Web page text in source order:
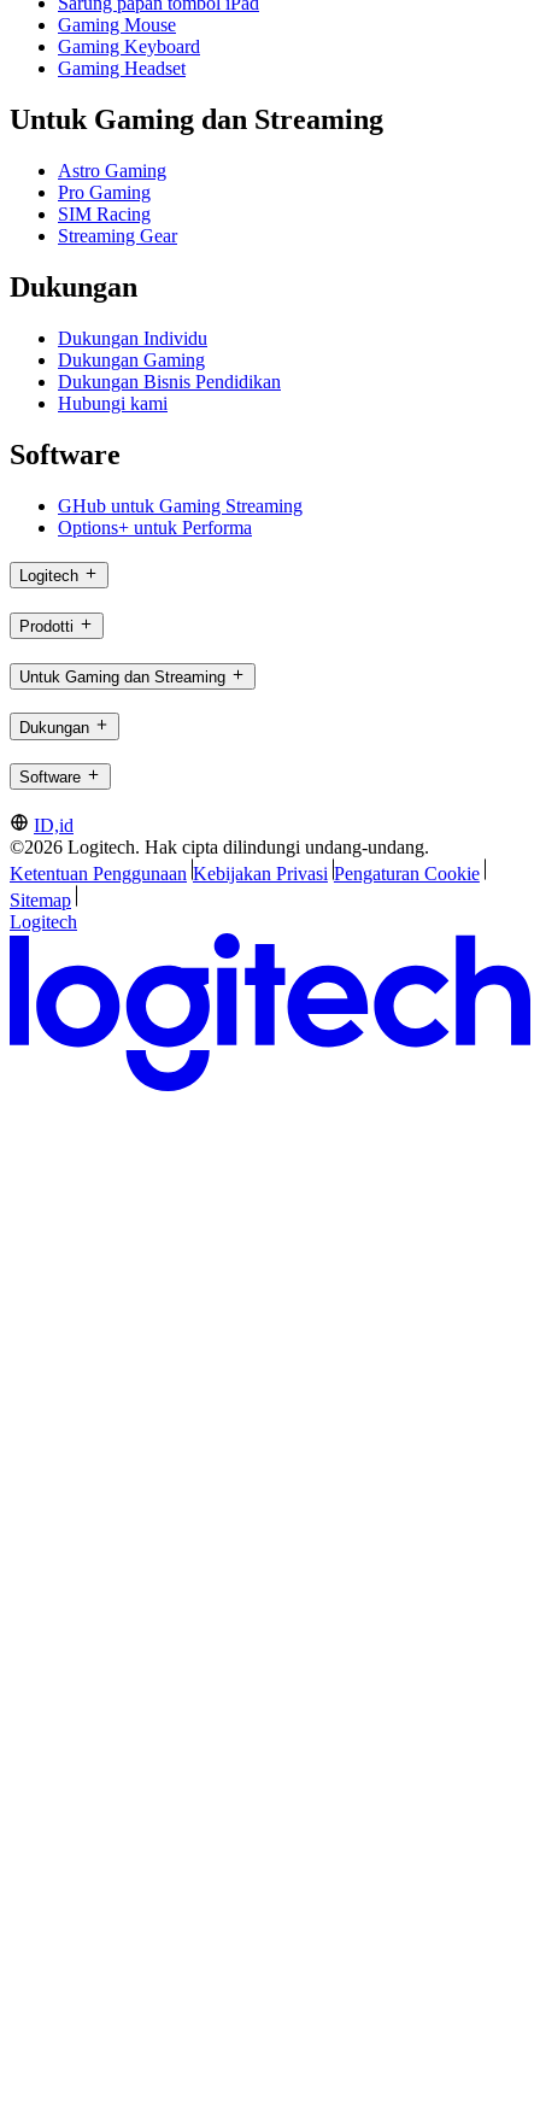
Gaming Mouse
Gaming Keyboard
Gaming Headset
Untuk Gaming dan Streaming
Astro Gaming
Pro Gaming
SIM Racing
Streaming Gear
Dukungan
Dukungan Individu
Dukungan Gaming
Dukungan Bisnis Pendidikan
Hubungi kami
Software
GHub untuk Gaming Streaming
Options+ untuk Performa
Logitech
Prodotti
Untuk Gaming dan Streaming
Dukungan
Software
ID,id
©2026 Logitech. Hak cipta dilindungi undang-undang.
Ketentuan Penggunaan Kebijakan Privasi Pengaturan Cookie
Sitemap
Logitech